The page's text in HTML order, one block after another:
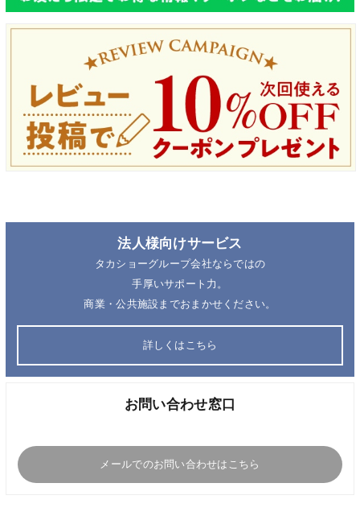
法人様向けサービス
タカショーグループ会社ならではの
手厚いサポート力。
商業・公共施設までおまかせください。
詳しくはこちら
お問い合わせ窓口
メールでのお問い合わせはこちら